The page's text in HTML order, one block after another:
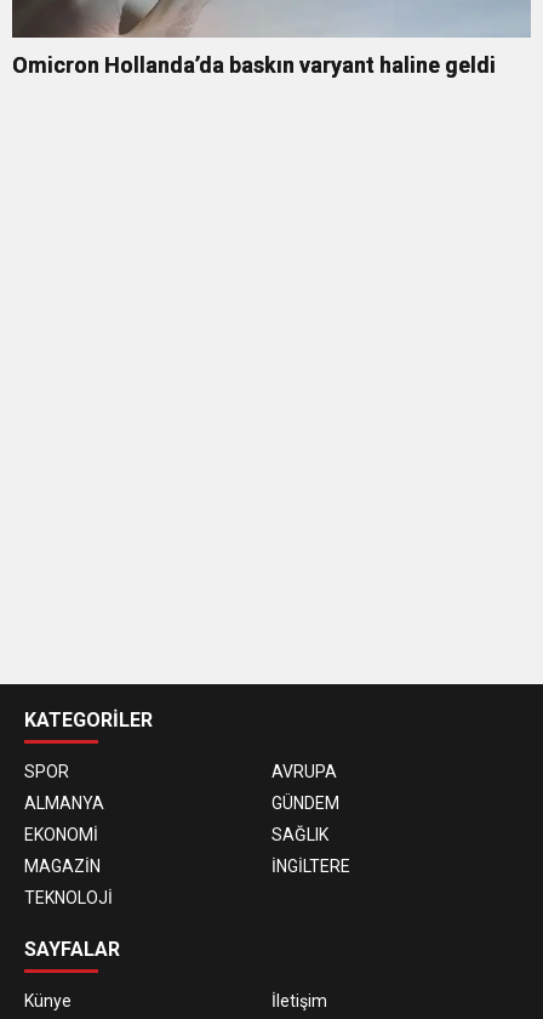
Omicron Hollanda’da baskın varyant haline geldi
siteleri
KATEGORİLER
SPOR
AVRUPA
ALMANYA
GÜNDEM
EKONOMİ
SAĞLIK
MAGAZİN
İNGİLTERE
TEKNOLOJİ
SAYFALAR
Künye İletişim